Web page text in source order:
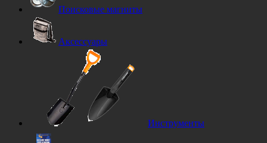
Поисковые магниты
Аксессуары
Инструменты